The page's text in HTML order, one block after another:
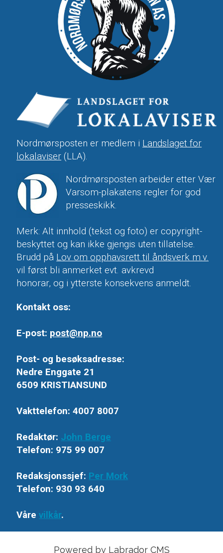
Nordmørsposten er medlem i Landslaget for
lokalaviser (LLA).
Nordmørsposten arbeider etter Vær
Varsom-plakatens regler for god
presseskikk.
Merk: Alt innhold (tekst og foto) er copyright-
beskyttet og kan ikke gjengis uten tillatelse.
Brudd på Lov om opphavsrett til åndsverk m.v.
vil først bli anmerket evt. avkrevd
honorar, og i ytterste konsekvens anmeldt.
Kontakt oss:
E-post: post@np.no
Post- og besøksadresse:
Nedre Enggate 21
6509 KRISTIANSUND
Vakttelefon: 4007 8007
Redaktør: John Berge
Telefon: 975 99 007
Redaksjonssjef: Per Mork
Telefon: 930 93 640
Vårevilkår.
Powered by Labrador CMS